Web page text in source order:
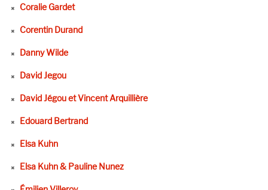
Coralie Gardet
Corentin Durand
Danny Wilde
David Jegou
David Jégou et Vincent Arquillière
Edouard Bertrand
Elsa Kuhn
Elsa Kuhn & Pauline Nunez